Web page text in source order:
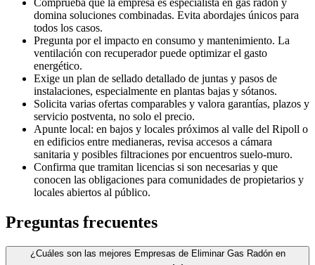
Comprueba que la empresa es especialista en gas radón y
domina soluciones combinadas. Evita abordajes únicos para
todos los casos.
Pregunta por el impacto en consumo y mantenimiento. La
ventilación con recuperador puede optimizar el gasto
energético.
Exige un plan de sellado detallado de juntas y pasos de
instalaciones, especialmente en plantas bajas y sótanos.
Solicita varias ofertas comparables y valora garantías, plazos y
servicio postventa, no solo el precio.
Apunte local: en bajos y locales próximos al valle del Ripoll o
en edificios entre medianeras, revisa accesos a cámara
sanitaria y posibles filtraciones por encuentros suelo-muro.
Confirma que tramitan licencias si son necesarias y que
conocen las obligaciones para comunidades de propietarios y
locales abiertos al público.
Preguntas frecuentes
¿Cuáles son las mejores Empresas de Eliminar Gas Radón en